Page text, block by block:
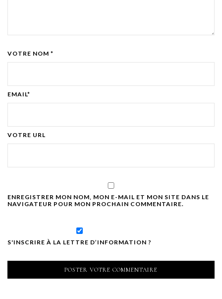
VOTRE NOM *
EMAIL*
VOTRE URL
ENREGISTRER MON NOM, MON E-MAIL ET MON SITE DANS LE
NAVIGATEUR POUR MON PROCHAIN COMMENTAIRE.
S'INSCRIRE À LA LETTRE D’INFORMATION ?